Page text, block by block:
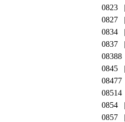
0823
0827
0834
0837
08388
0845
08477
08514
0854
0857